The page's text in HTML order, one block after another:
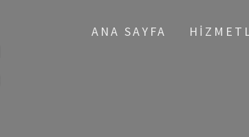
ANA SAYFA